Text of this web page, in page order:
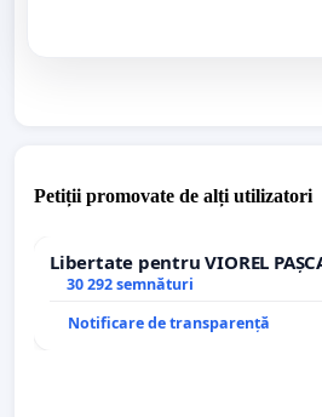
Petiții promovate de alți utilizatori
Libertate pentru VIOREL
30 292 semnături
Notificare de transparență